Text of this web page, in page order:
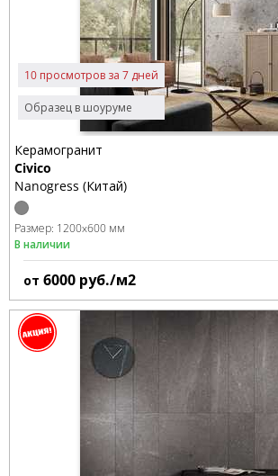
Образец в шоуруме
10 просмотров за 7 дней
Керамогранит
Civico
Nanogress (Китай)
Размер: 1200x600 мм
В наличии
от 6000 руб./м2